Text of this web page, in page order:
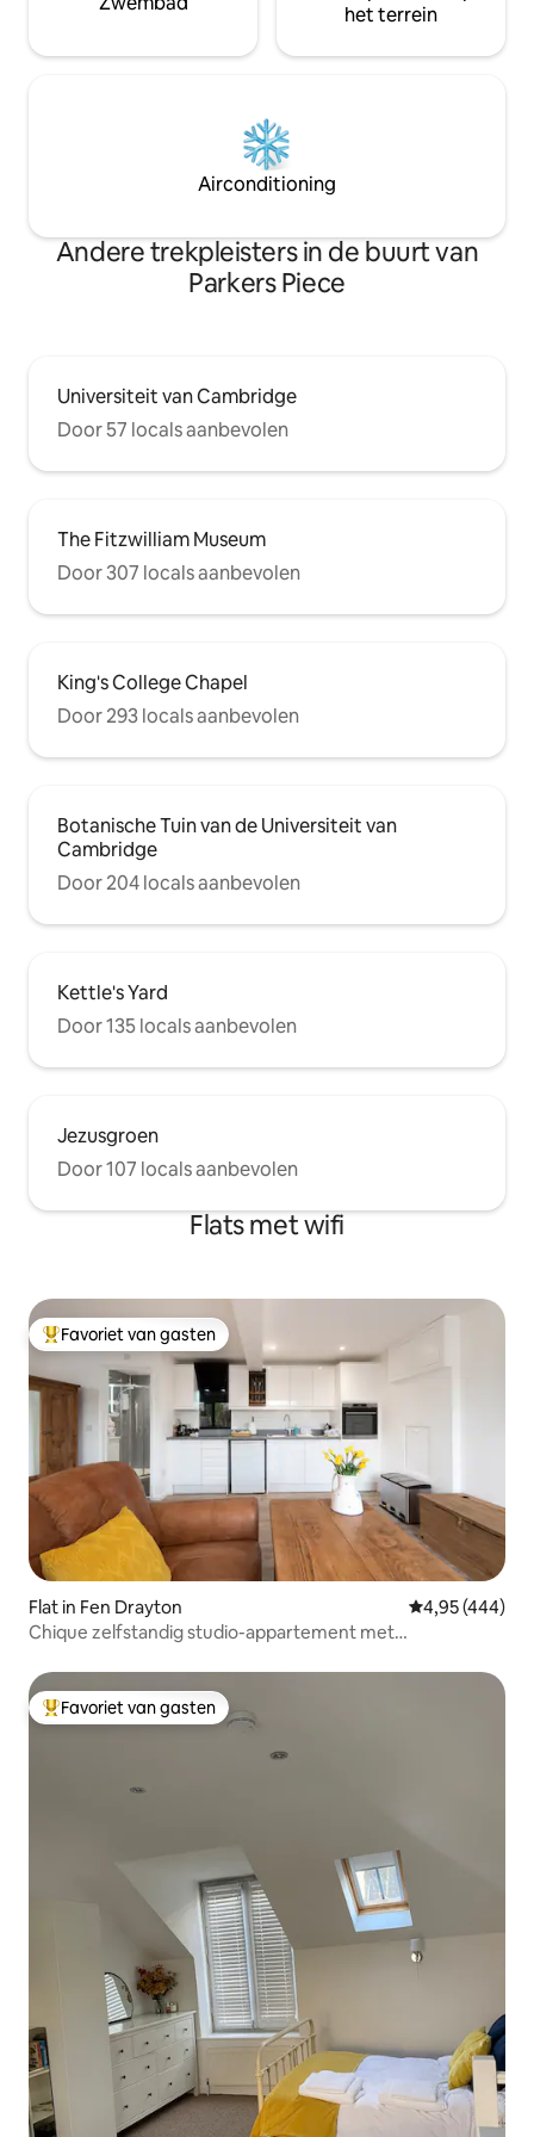
het terrein
Airconditioning
Andere trekpleisters in de buurt van
Parkers Piece
Universiteit van Cambridge
Door 57 locals aanbevolen
The Fitzwilliam Museum
Door 307 locals aanbevolen
King's College Chapel
Door 293 locals aanbevolen
Botanische Tuin van de Universiteit van
Cambridge
Door 204 locals aanbevolen
Kettle's Yard
Door 135 locals aanbevolen
Jezusgroen
Door 107 locals aanbevolen
Flats met wifi
Topfavoriet van gasten
Favoriet van gasten
Flat in Fen Drayton Gemiddelde
4,95 (444)
Chique zelfstandig studio-appartement met
Topfavoriet van gasten
Favoriet van gasten